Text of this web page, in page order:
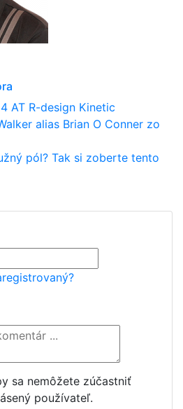
AT R-design Kinetic
alias Brian O Conner zo
pól? Tak si zoberte tento
sa nemôžete zúčastniť
používateľ.